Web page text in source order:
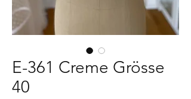
E-361 Creme Grösse
40